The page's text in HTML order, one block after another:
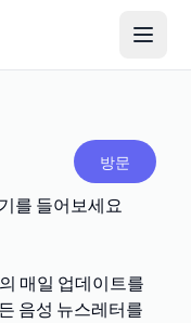
Open
방문
를 들어보세요
매일 업데이트를
음성 뉴스레터를